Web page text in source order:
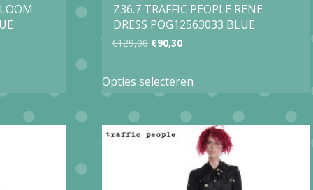
Z36.7 TRAFFIC PEOPLE RENE
DRESS POG12563033 BLUE
€129,00 Oorspronkelijke
was:
€129,00.
€90,30Huidige
is:
€90,30.
Opties selecteren
product
meerdere
variaties.
Deze